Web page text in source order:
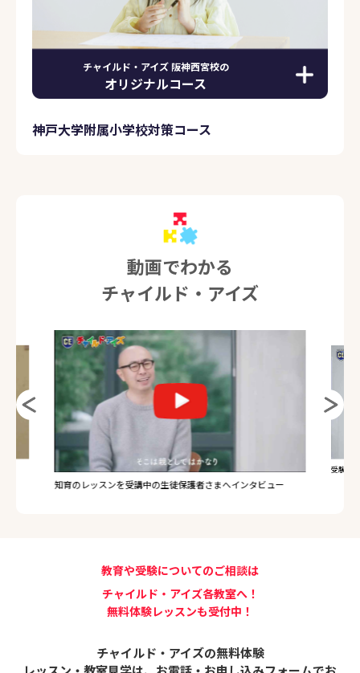
チャイルド・アイズ 阪神西宮校の
オリジナルコース
神戸大学附属小学校対策コース
動画でわかる
チャイルド・アイズ
知育のレッスンを受講中の生徒保護者さまへインタビュー
受験の
教育や受験についてのご相談は
チャイルド・アイズ各教室へ！
無料体験レッスンも受付中！
チャイルド・アイズの無料体験